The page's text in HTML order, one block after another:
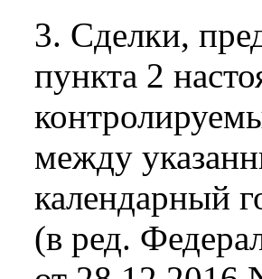
3. Сделки,
пункта 2
между
календарный
(в ред.